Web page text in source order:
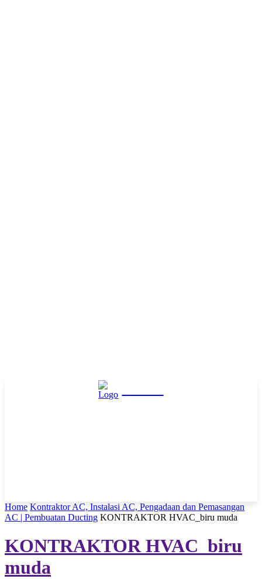
Home Kontraktor AC, Instalasi AC, Pengadaan dan Pemasangan
AC | Pembuatan Ducting KONTRAKTOR HVAC_biru muda
KONTRAKTOR HVAC_biru
muda